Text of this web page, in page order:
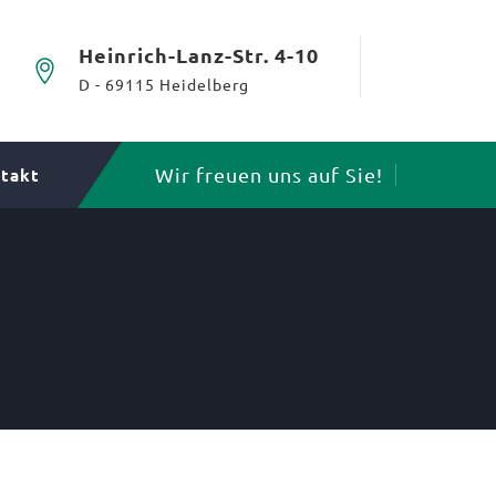
Heinrich-Lanz-Str. 4-10
D - 69115 Heidelberg
Wir freuen uns auf Sie!